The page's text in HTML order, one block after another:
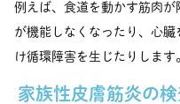
例えば、食道を動かす筋肉
が機能しなくなったり、心
け循環障害を生じたりします
家族性皮膚筋炎の